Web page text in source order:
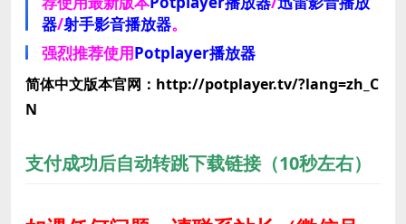
器/射手影音播放器。
强烈推荐使用Potplayer播放器
简体中文版本官网：http://potplayer.tv/?lang=zh_C
N
支付成功后自动转跳下载链接（10秒左右）